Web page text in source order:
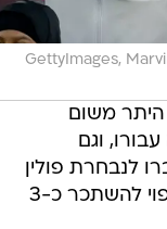
GettyImages,
היתר משום
וגם
לנבחרת פולין
רוברט לבנדובסקי קוסמת לו. הוא צפוי להשתכר כ-3